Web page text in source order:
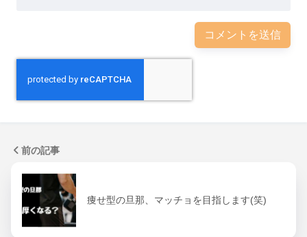
前の記事
痩せ型の旦那、マッチョを目指します(笑)